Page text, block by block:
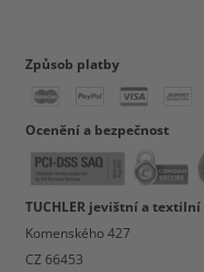
Způsob platby
Ocenění a bezpečnost
TUCHLER jevištní a
Komenského 427
CZ 66453